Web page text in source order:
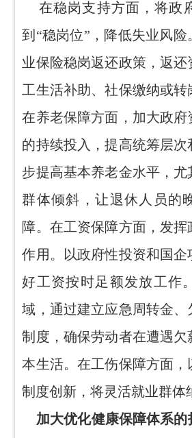
在稳岗支持方面，将政
到“稳岗位”，降低失业风
业保险稳岗返还政策，返还
工生活补助、社保缴纳或转
在养老保障方面，加大政府
的持续投入，提高统筹层次
步提高基本养老金水平，
群体倾斜，让退休人员的
障。在工资保障方面，发
作用。以政府性投资和国企
好工资按时足额发放工作
域，通过建立应急周转金、
制度，确保劳动者在遭遇欠
本生活。在工伤保障方面，
制度创新，将灵活就业群体
加大优化健康保障体系的